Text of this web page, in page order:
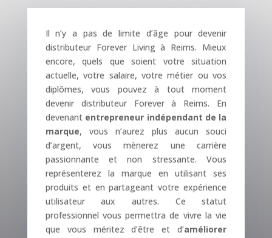
Il n’y a pas de limite d’âge pour devenir
distributeur Forever Living à Reims. Mieux
encore, quels que soient votre situation
actuelle, votre salaire, votre métier ou vos
diplômes, vous pouvez à tout moment
devenir distributeur Forever à Reims. En
devenant entrepreneur indépendant de la
marque, vous n’aurez plus aucun souci
d’argent, vous mènerez une carrière
passionnante et non stressante. Vous
représenterez la marque en utilisant ses
produits et en partageant votre expérience
utilisateur aux autres. Ce statut
professionnel vous permettra de vivre la vie
que vous méritez d’être et d’améliorer